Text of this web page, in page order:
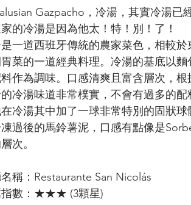
Gazpacho，冷湯，其實冷湯
的冷湯是因為他太！特！別！了！
一道西班牙傳統的農家菜色，相較
菜的一道經典料理。冷湯的基底以
作為調味。口感清爽且富含層次，
冷湯味道非常樸實，不會有過多的
冷湯其中加了一球非常特別的固狀
過後的馬鈴薯泥，口感有點像是
次。
稱：Restaurante San Nicolás
指數：★★★ (3顆星)